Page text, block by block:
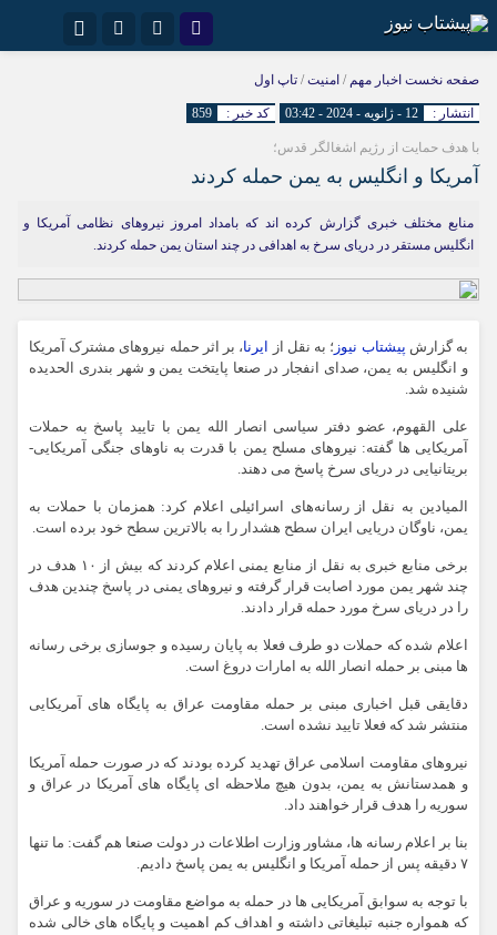
اینستاگرام
سروش ایتا
آپارات رمز عبور
مرا به خاطر بسپار
صفحه نخست اخبار مهم / امنیت/ تاپ اول
انتشار : 12 - ژانویه - 2024 - 03:42 کد خبر : 859
با هدف حمایت از رژیم اشغالگر قدس؛
آمریکا و انگلیس به یمن حمله کردند
منابع مختلف خبری گزارش کرده اند که بامداد امروز نیروهای نظامی آمریکا و
انگلیس مستقر در دریای سرخ به اهدافی در چند استان یمن حمله کردند.
به گزارش پیشتاب نیوز ؛ به نقل از ایرنا، بر اثر حمله نیروهای مشترک آمریکا
و انگلیس به یمن، صدای انفجار در صنعا پایتخت یمن و شهر بندری الحدیده
شنیده شد.
علی القهوم، عضو دفتر سیاسی انصار الله یمن با تایید پاسخ به حملات
آمریکایی ها گفته: نیروهای مسلح یمن با قدرت به ناوهای جنگی آمریکایی-
بریتانیایی در دریای سرخ پاسخ می دهند.
المیادین به نقل از رسانه‌های اسرائیلی اعلام کرد: همزمان با حملات به
یمن، ناوگان دریایی ایران سطح هشدار را به بالاترین سطح خود برده است.
برخی منابع خبری به نقل از منابع یمنی اعلام کردند که بیش از ۱۰ هدف در
چند شهر یمن مورد اصابت قرار گرفته و نیروهای یمنی در پاسخ چندین هدف
را در دریای سرخ مورد حمله قرار دادند.
اعلام شده که حملات دو طرف فعلا به پایان رسیده و جوسازی برخی رسانه
ها مبنی بر حمله انصار الله به امارات دروغ است.
دقایقی قبل اخباری مبنی بر حمله مقاومت عراق به پایگاه های آمریکایی
منتشر شد که فعلا تایید نشده است.
نیروهای مقاومت اسلامی عراق تهدید کرده بودند که در صورت حمله آمریکا
و همدستانش به یمن، بدون هیچ ملاحظه ای پایگاه های آمریکا در عراق و
سوریه را هدف قرار خواهند داد.
بنا بر اعلام رسانه ها، مشاور وزارت اطلاعات در دولت صنعا هم گفت: ما تنها
۷ دقیقه پس از حمله آمریکا و انگلیس به یمن پاسخ دادیم.
با توجه به سوابق آمریکایی ها در حمله به مواضع مقاومت در سوریه و عراق
که همواره جنبه تبلیغاتی داشته و اهداف کم اهمیت و پایگاه های خالی شده